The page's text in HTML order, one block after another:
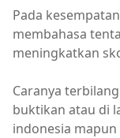
Pada
membahasa
meningkatkan
Caranya
buktikan atau di
indonesia mapun